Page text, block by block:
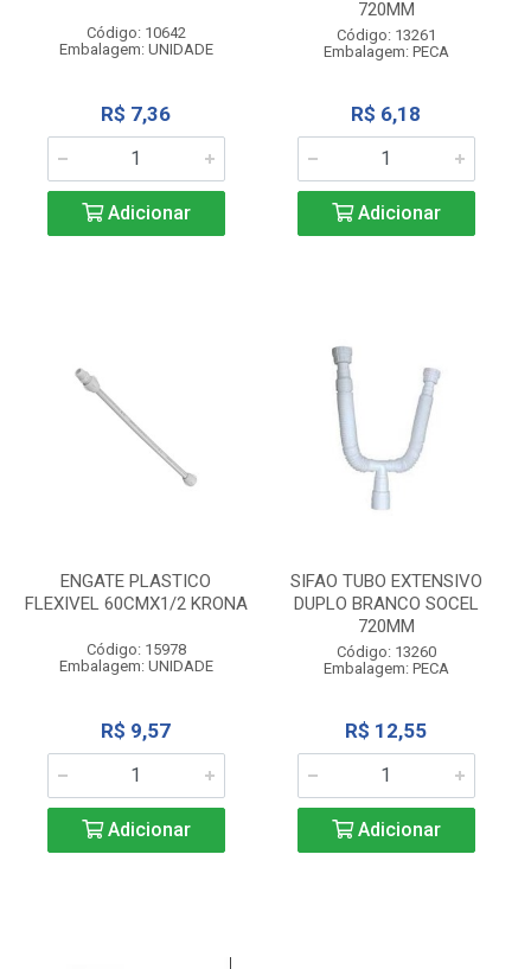
Código: 10642
Embalagem: UNIDADE
R$ 7,36
Adicionar
720MM
Código: 13261
Embalagem: PECA
R$ 6,18
Adicionar
ENGATE PLASTICO
FLEXIVEL 60CMX1/2 KRONA
Código: 15978
Embalagem: UNIDADE
R$ 9,57
Adicionar
SIFAO TUBO EXTENSIVO
DUPLO BRANCO SOCEL
720MM
Código: 13260
Embalagem: PECA
R$ 12,55
Adicionar